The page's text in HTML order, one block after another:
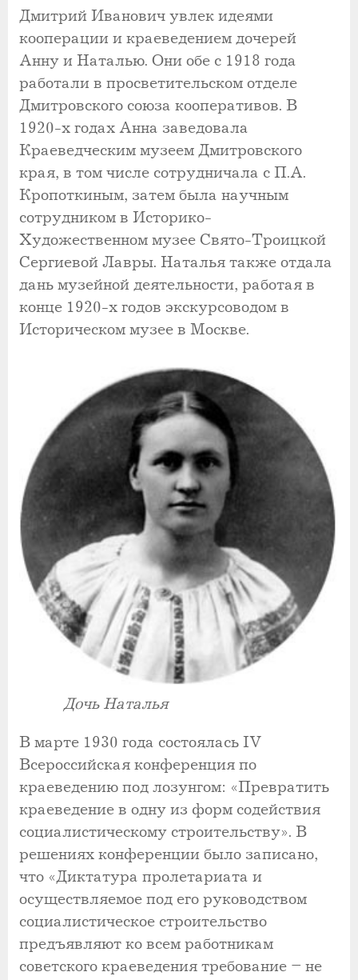
Дмитрий Иванович увлек идеями
кооперации и краеведением дочерей
Анну и Наталью. Они обе с 1918 года
работали в просветительском отделе
Дмитровского союза кооперативов. В
1920-х годах Анна заведовала
Краеведческим музеем Дмитровского
края, в том числе сотрудничала с П.А.
Кропоткиным, затем была научным
сотрудником в Историко-
Художественном музее Свято-Троицкой
Сергиевой Лавры. Наталья также отдала
дань музейной деятельности, работая в
конце 1920-х годов экскурсоводом в
Историческом музее в Москве.
Дочь Наталья
В марте 1930 года состоялась IV
Всероссийская конференция по
краеведению под лозунгом: «Превратить
краеведение в одну из форм содействия
социалистическому строительству». В
решениях конференции было записано,
что «Диктатура пролетариата и
осуществляемое под его руководством
социалистическое строительство
предъявляют ко всем работникам
советского краеведения требование – не